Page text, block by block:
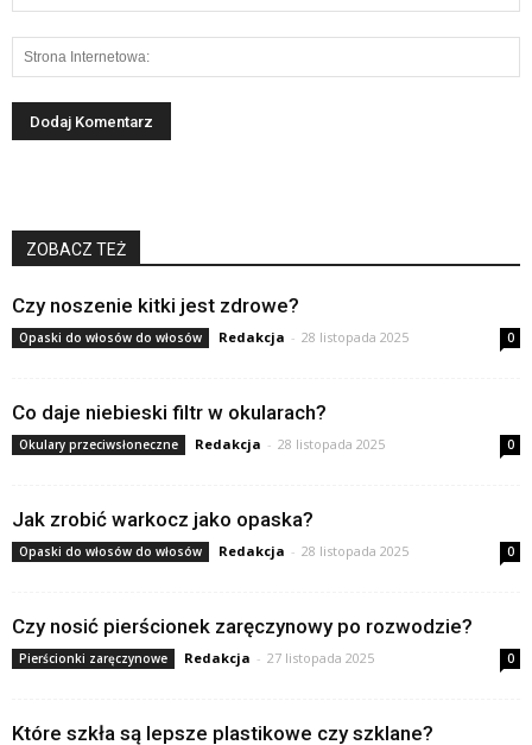
ZOBACZ TEŻ
Czy noszenie kitki jest zdrowe?
Opaski do włosów do włosów Redakcja - 28 listopada 2025 0
Co daje niebieski filtr w okularach?
Okulary przeciwsłoneczne Redakcja - 28 listopada 2025 0
Jak zrobić warkocz jako opaska?
Opaski do włosów do włosów Redakcja - 28 listopada 2025 0
Czy nosić pierścionek zaręczynowy po rozwodzie?
Pierścionki zaręczynowe Redakcja - 27 listopada 2025 0
Które szkła są lepsze plastikowe czy szklane?